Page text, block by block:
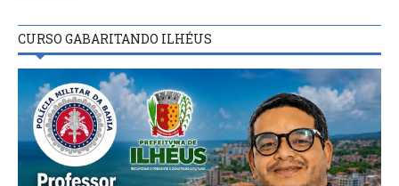
CURSO GABARITANDO ILHÉUS